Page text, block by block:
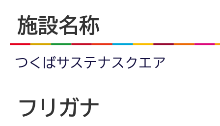
施設名称
つくばサステナスクエア
フリガナ